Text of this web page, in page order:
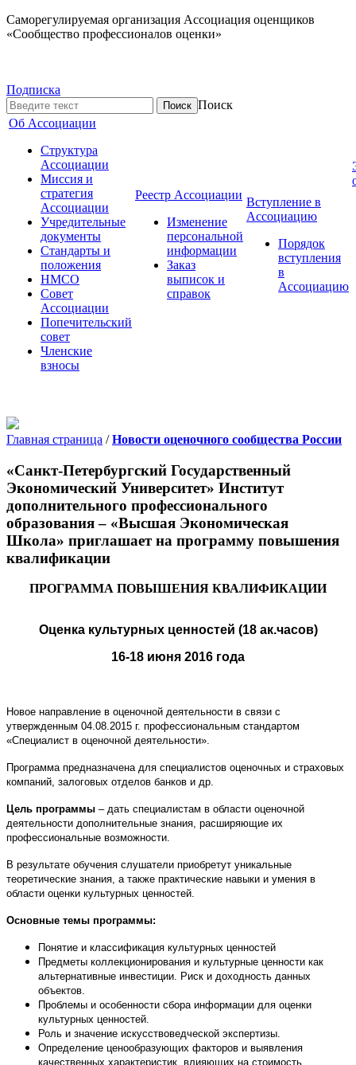
Саморегулируемая организация Ассоциация оценщиков
«Сообщество профессионалов оценки»
Подписка
Поиск
Об Ассоциации
Структура
Ассоциации
Миссия и
стратегия
Ассоциации
Учредительные
документы
Стандарты и
положения
НМСО
Совет
Ассоциации
Попечительский
совет
Членские
взносы
Реестр Ассоциации
Изменение
персональной
информации
Заказ
выписок и
справок
Вступление в
Ассоциацию
Порядок
вступления
в
Ассоциацию
Главная страница / Новости оценочного сообщества России
«Санкт-Петербургский Государственный
Экономический Университет» Институт
дополнительного профессионального
образования – «Высшая Экономическая
Школа» приглашает на программу повышения
квалификации
ПРОГРАММА ПОВЫШЕНИЯ КВАЛИФИКАЦИИ
Оценка культурных ценностей (18 ак.часов)
16-18 июня 2016 года
Новое направление в оценочной деятельности в связи с
утвержденным 04.08.2015 г. профессиональным стандартом
«Специалист в оценочной деятельности».
Программа предназначена для специалистов оценочных и страховых
компаний, залоговых отделов банков и др.
Цель программы – дать специалистам в области оценочной
деятельности дополнительные знания, расширяющие их
профессиональные возможности.
В результате обучения слушатели приобретут уникальные
теоретические знания, а также практические навыки и умения в
области оценки культурных ценностей.
Основные темы программы:
Понятие и классификация культурных ценностей
Предметы коллекционирования и культурные ценности как
альтернативные инвестиции. Риск и доходность данных
объектов.
Проблемы и особенности сбора информации для оценки
культурных ценностей.
Роль и значение искусствоведческой экспертизы.
Определение ценообразующих факторов и выявления
качественных характеристик, влияющих на стоимость